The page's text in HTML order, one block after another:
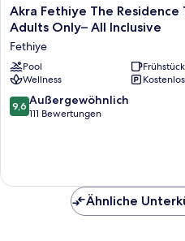
Akra
Fethiye
Residence
Tui
Blue
Sensatori
–
Fethiye
Akra Fethiye The Residence
Adults Only– All Inclusive
Fethiye
Pool
Wellness
9.6
von
9,6 Außergewöhnlich
111 Bewertungen
Ähnliche